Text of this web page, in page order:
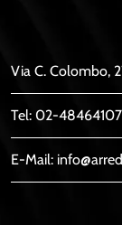
Via C. Colombo,
Tel: 02-48464107
E-Mail: